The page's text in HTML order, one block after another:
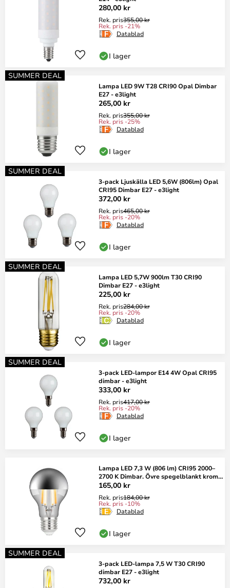
280,00 kr
Rek. pris355,00 kr
Rek. pris -21%
Datablad
I lager
SUMMER DEAL
Lampa LED 9W T28 CRI90 Opal Dimbar
E27 - e3light
265,00 kr
Rek. pris355,00 kr
Rek. pris -25%
Datablad
I lager
SUMMER DEAL
3-pack Ljuskälla LED 5,6W (806lm) Opal
CRI95 Dimbar E27 - e3light
372,00 kr
Rek. pris465,00 kr
Rek. pris -20%
Datablad
I lager
SUMMER DEAL
Lampa LED 5,7W 900lm T30 CRI90
Dimbar E27 - e3light
225,00 kr
Rek. pris284,00 kr
Rek. pris -20%
Datablad
I lager
SUMMER DEAL
3-pack LED-lampor E14 4W Opal CRI95
dimbar - e3light
333,00 kr
Rek. pris417,00 kr
Rek. pris -20%
Datablad
I lager
Lampa LED 7,3 W (806 lm) CRI95 2000–
2700 K Dimbar. Övre spegelblankt krom
E27 –
165,00 kr
Rek. pris184,00 kr
Rek. pris -10%
Datablad
I lager
SUMMER DEAL
3-pack LED-lampa 7,5 W T30 CRI90
dimbar E27 - e3light
732,00 kr